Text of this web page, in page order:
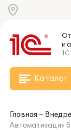
и
Каталог
Главная
Автоматизация